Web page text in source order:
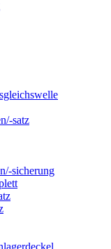
satz
sicherung